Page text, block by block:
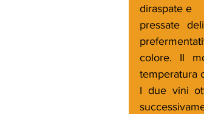
diraspate e
pressate
colore. Il
temperatura
I due vini